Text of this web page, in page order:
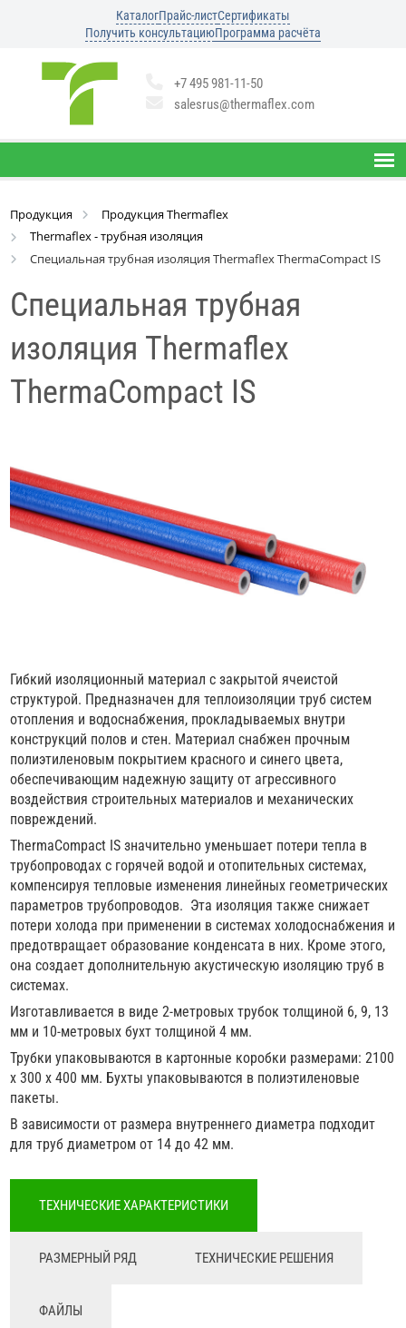
КаталогПрайс-листСертификаты
Получить консультациюПрограмма расчёта
+7 495 981-11-50
salesrus@thermaflex.com
Продукция
Продукция Thermaflex
Thermaflex - трубная изоляция
Специальная трубная изоляция Thermaflex ThermaCompact IS
Специальная трубная
изоляция Thermaflex
ThermaCompact IS
Гибкий изоляционный материал с закрытой ячеистой
структурой. Предназначен для теплоизоляции труб систем
отопления и водоснабжения, прокладываемых внутри
конструкций полов и стен. Материал снабжен прочным
полиэтиленовым покрытием красного и синего цвета,
обеспечивающим надежную защиту от агрессивного
воздействия строительных материалов и механических
повреждений.
ThermaCompact IS значительно уменьшает потери тепла в
трубопроводах с горячей водой и отопительных системах,
компенсируя тепловые изменения линейных геометрических
параметров трубопроводов. Эта изоляция также снижает
потери холода при применении в системах холодоснабжения и
предотвращает образование конденсата в них. Кроме этого,
она создает дополнительную акустическую изоляцию труб в
системах.
Изготавливается в виде 2-метровых трубок толщиной 6, 9, 13
мм и 10-метровых бухт толщиной 4 мм.
Трубки упаковываются в картонные коробки размерами: 2100
х 300 х 400 мм. Бухты упаковываются в полиэтиленовые
пакеты.
В зависимости от размера внутреннего диаметра подходит
для труб диаметром от 14 до 42 мм.
ТЕХНИЧЕСКИЕ ХАРАКТЕРИСТИКИ
РАЗМЕРНЫЙ РЯД ТЕХНИЧЕСКИЕ РЕШЕНИЯ
ФАЙЛЫ